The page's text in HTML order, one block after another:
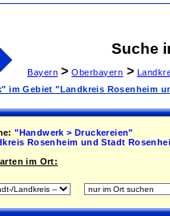
Suche
Bayern > Oberbayern >
im Gebiet "Landkreis Rosenheim
"Handwerk > Druckereien"
Rosenheim und Stadt
im Ort: